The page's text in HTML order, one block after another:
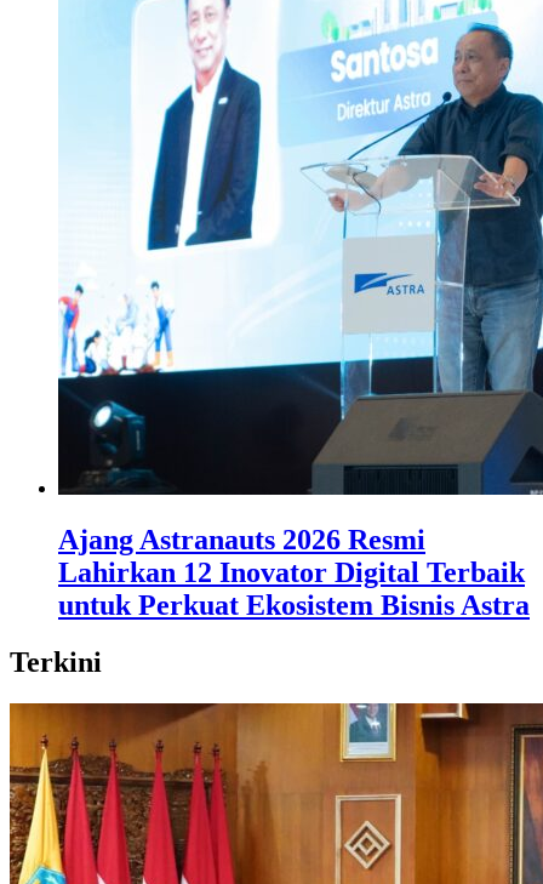
Ajang Astranauts 2026 Resmi
Lahirkan 12 Inovator Digital Terbaik
untuk Perkuat Ekosistem Bisnis Astra
Terkini